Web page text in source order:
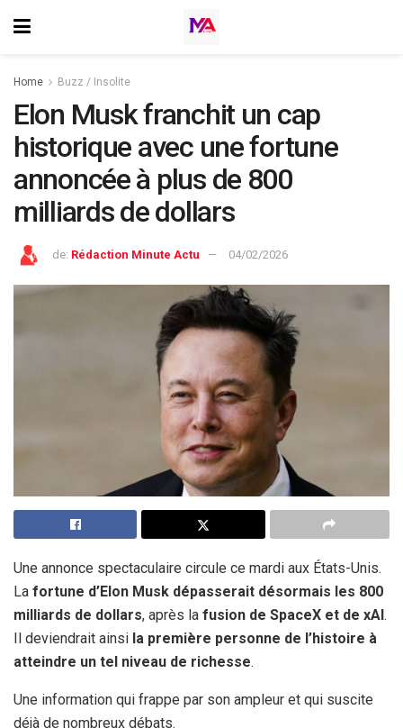
Home Buzz / Insolite
Elon Musk franchit un cap
historique avec une fortune
annoncée à plus de 800
milliards de dollars
de: Rédaction Minute Actu 04/02/2026
Une annonce spectaculaire circule ce mardi aux États-Unis.
La fortune d’Elon Musk dépasserait désormais les 800
milliards de dollars, après la fusion de SpaceX et de xAI.
Il deviendrait ainsi la première personne de l’histoire à
atteindre un tel niveau de richesse.
Une information qui frappe par son ampleur et qui suscite
déjà de nombreux débats.